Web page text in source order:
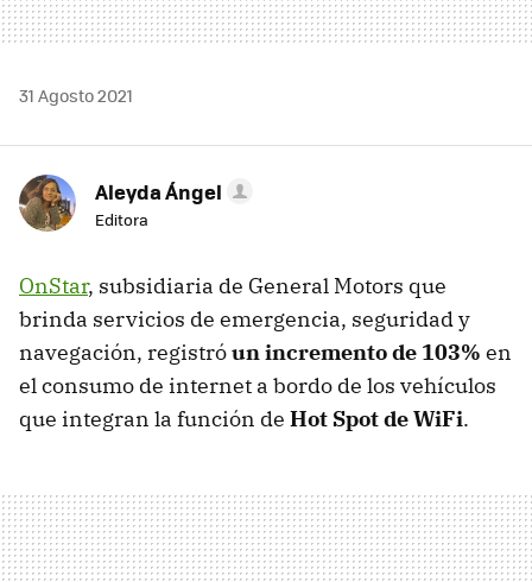
31 Agosto 2021
Aleyda Ángel
Editora
OnStar, subsidiaria de General Motors que
brinda servicios de emergencia, seguridad y
navegación, registróun incremento de 103% en
el consumo de internet a bordo de los vehículos
que integran la función de Hot Spot de WiFi.